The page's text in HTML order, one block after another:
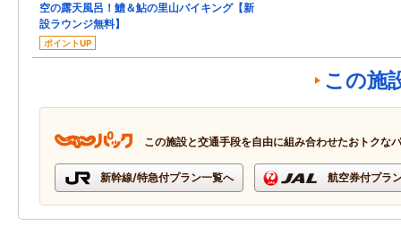
空の露天風呂！鱧＆鮎の里山バイキング【新
設ラウンジ無料】
ポイントUP
この施
この施設と交通手段を自由に組み合わせたおトクな
新幹線/特急付プラン一覧へ 航空券付プラ